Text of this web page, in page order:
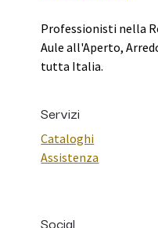
Professionisti nella
Aule all'Aperto,
tutta Italia.
Servizi
Cataloghi
Assistenza
Social